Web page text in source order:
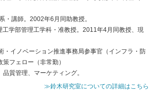
・講師。2002年6月同助教授。
学部管理工学科・准教授。2011年4月同教授、現
・イノベーション推進事務局参事官（インフラ・防
フェロー（非常勤）
質管理、マーケティング。
≫鈴木研究室についての詳細はこちら